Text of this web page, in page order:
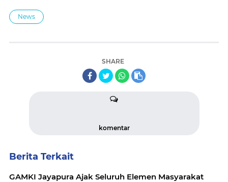
News
SHARE
komentar
Berita Terkait
GAMKI Jayapura Ajak Seluruh Elemen Masyarakat